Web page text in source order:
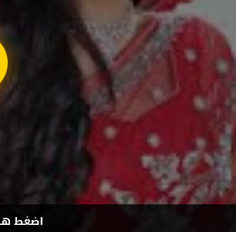
اضغط